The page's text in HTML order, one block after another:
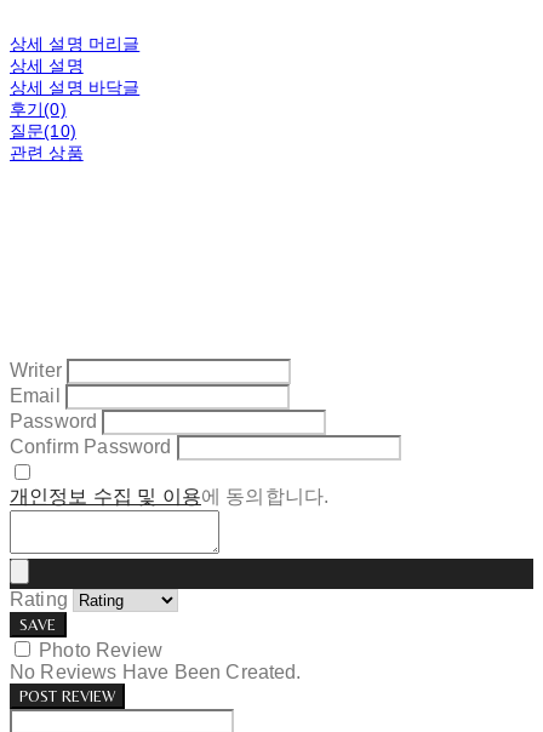
상세 설명 머리글
상세 설명
상세 설명 바닥글
후기(0)
질문(10)
관련 상품
Writer
Email
Password
Confirm Password
개인정보 수집 및 이용에 동의합니다.
Rating
SAVE
Photo Review
No Reviews Have Been Created.
POST REVIEW